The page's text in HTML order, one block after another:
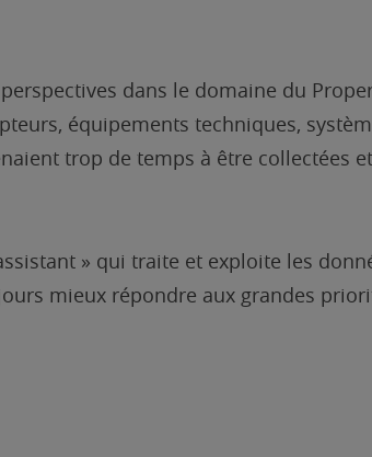
dans le domaine du
équipements techniques,
trop de temps à être collectées
» qui traite et exploite les
mieux répondre aux grandes